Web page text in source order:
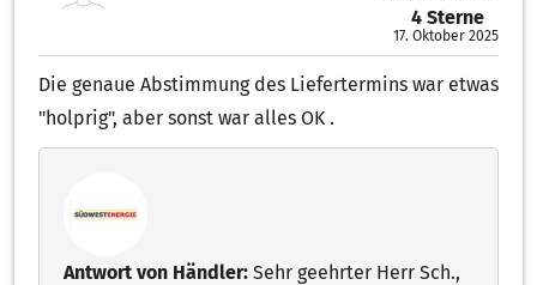
4 Sterne
17. Oktober 2025
Die genaue Abstimmung des Liefertermins war etwas
"holprig", aber sonst war alles OK .
Antwort von Händler: Sehr geehrter Herr Sch.,